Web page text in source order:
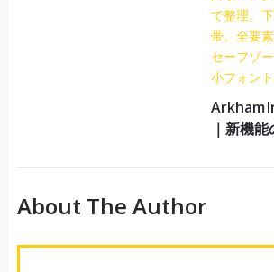
Arkham
｜新機
About The Author